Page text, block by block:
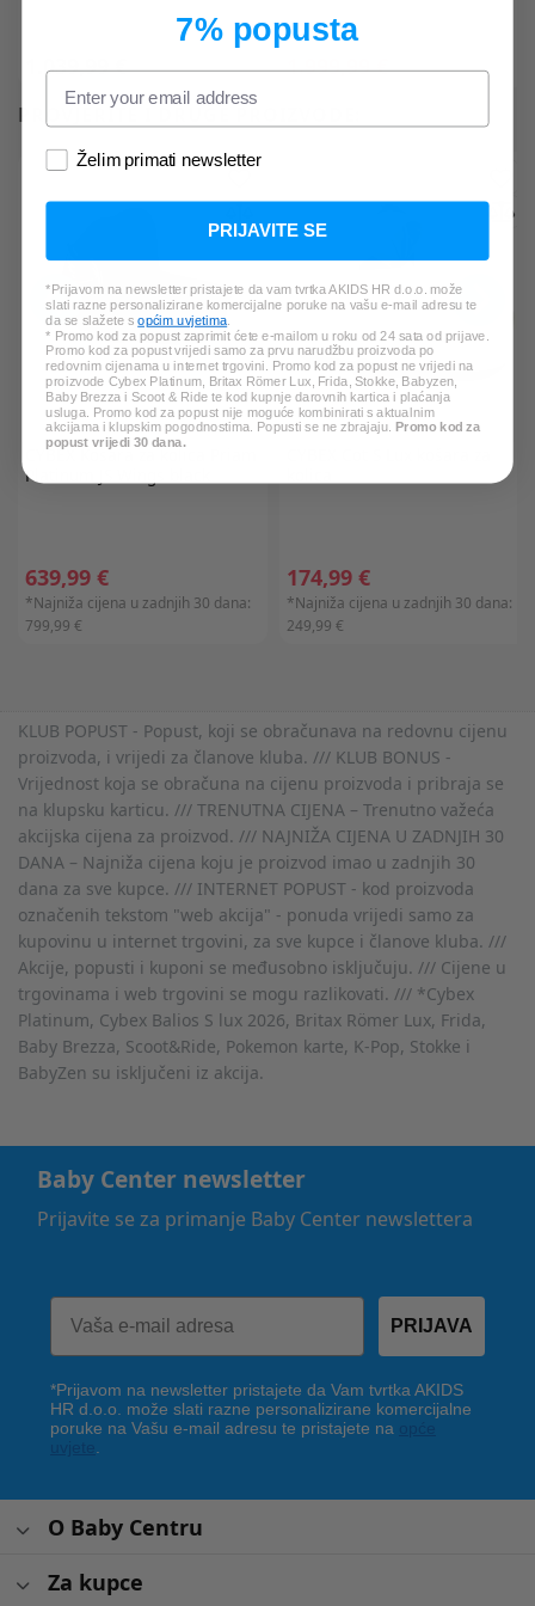
1.039,99 € 1.999,99 €
PROVJERITE I DRUGE PROIZVODE:
CYBEX
Košara za kolica Priam
Platinum JS Wings black
639,99 €
*Najniža cijena u zadnjih 30 dana:
799,99 €
174,99 €
*Najniža cijena u zadnjih 30 dana:
249,99 €
KLUB POPUST - Popust, koji se obračunava na redovnu cijenu
proizvoda, i vrijedi za članove kluba. /// KLUB BONUS -
Vrijednost koja se obračuna na cijenu proizvoda i pribraja se
na klupsku karticu. /// TRENUTNA CIJENA – Trenutno važeća
akcijska cijena za proizvod. /// NAJNIŽA CIJENA U ZADNJIH 30
DANA – Najniža cijena koju je proizvod imao u zadnjih 30
dana za sve kupce. /// INTERNET POPUST - kod proizvoda
označenih tekstom "web akcija" - ponuda vrijedi samo za
kupovinu u internet trgovini, za sve kupce i članove kluba. ///
Akcije, popusti i kuponi se međusobno isključuju. /// Cijene u
trgovinama i web trgovini se mogu razlikovati. /// *Cybex
Platinum, Cybex Balios S lux 2026, Britax Römer Lux, Frida,
Baby Brezza, Scoot&Ride, Pokemon karte, K-Pop, Stokke i
BabyZen su isključeni iz akcija.
Baby Center newsletter
Prijavite se za primanje Baby Center newslettera
PRIJAVA
*Prijavom na newsletter pristajete da Vam tvrtka AKIDS
HR d.o.o. može slati razne personalizirane komercijalne
poruke na Vašu e-mail adresu te pristajete na
O Baby Centru
Za kupce
7% popusta
Želim primati newsletter
PRIJAVITE SE
*Prijavom na newsletter pristajete da vam tvrtka AKIDS HR d.o.o. može
slati razne personalizirane komercijalne poruke na vašu e-mail adresu te
da se slažete sopćim uvjetima
* Promo kod za popust zaprimit ćete e-mailom u roku od 24 sata od prijave.
Promo kod za popust vrijedi samo za prvu narudžbu proizvoda po
redovnim cijenama u internet trgovini. Promo kod za popust ne vrijedi na
proizvode Cybex Platinum, Britax Römer Lux, Frida, Stokke, Babyzen,
Baby Brezza i Scoot & Ride te kod kupnje darovnih kartica i plaćanja
usluga. Promo kod za popust nije moguće kombinirati s aktualnim
akcijama i klupskim pogodnostima. Popusti se ne zbrajaju. Promo kod za
popust vrijedi 30 dana.